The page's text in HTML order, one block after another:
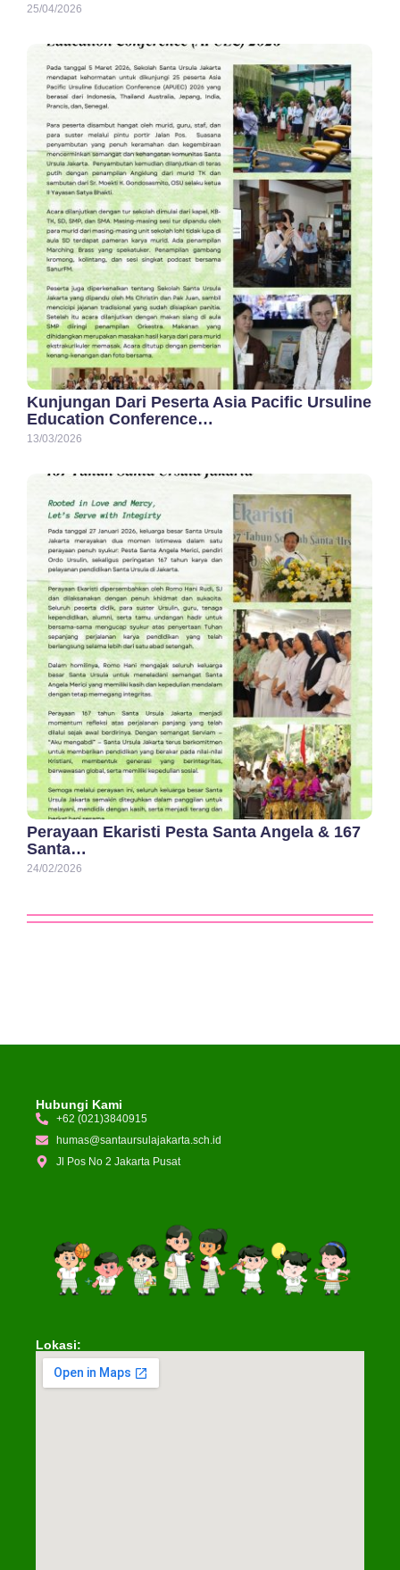
25/04/2026
Kunjungan Dari Peserta Asia Pacific Ursuline
Education Conference…
13/03/2026
Perayaan Ekaristi Pesta Santa Angela & 167
Santa…
24/02/2026
Hubungi Kami
+62 (021)3840915
humas@santaursulajakarta.sch.id
Jl Pos No 2 Jakarta Pusat
Lokasi: